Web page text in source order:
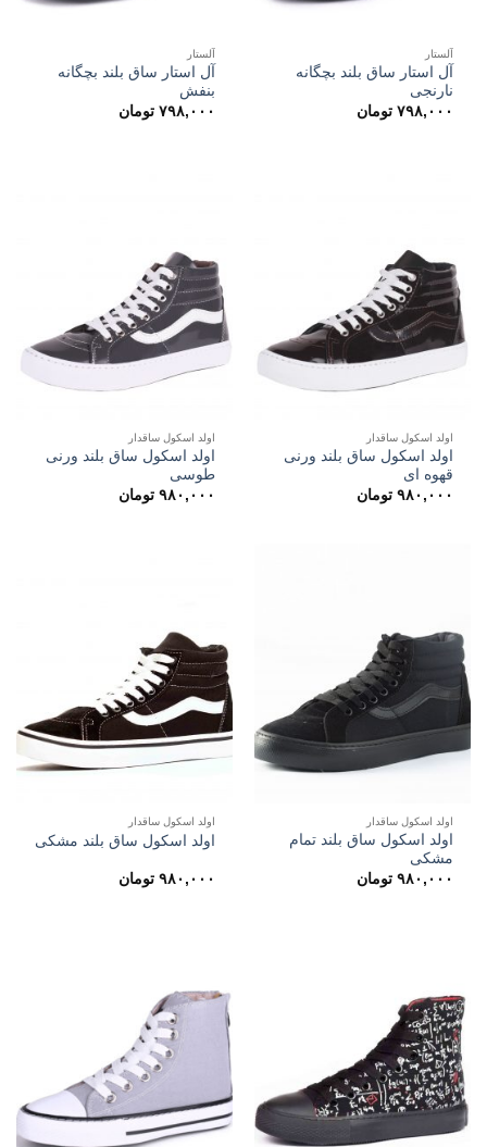
آلستار
آل استار ساق بلند بچگانه
نارنجی
۷۹۸,۰۰۰ تومان
آلستار
آل استار ساق بلند بچگانه
بنفش
۷۹۸,۰۰۰ تومان
اولد اسکول ساقدار
اولد اسکول ساق بلند ورنی
قهوه ای
۹۸۰,۰۰۰ تومان
اولد اسکول ساقدار
اولد اسکول ساق بلند ورنی
طوسی
۹۸۰,۰۰۰ تومان
اولد اسکول ساقدار
اولد اسکول ساق بلند تمام
مشکی
۹۸۰,۰۰۰ تومان
اولد اسکول ساقدار
اولد اسکول ساق بلند مشکی
۹۸۰,۰۰۰ تومان